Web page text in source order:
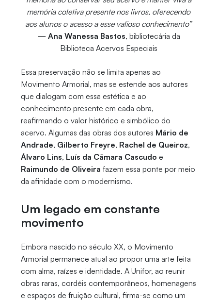
memória coletiva presente nos livros, oferecendo
aos alunos o acesso a esse valioso conhecimento”
— Ana Wanessa Bastos, bibliotecária da
Biblioteca Acervos Especiais
Essa preservação não se limita apenas ao
Movimento Armorial, mas se estende aos autores
que dialogam com essa estética e ao
conhecimento presente em cada obra,
reafirmando o valor histórico e simbólico do
acervo. Algumas das obras dos autores Mário de
Andrade, Gilberto Freyre, Rachel de Queiroz,
Álvaro Lins, Luís da Câmara Cascudo e
Raimundo de Oliveira fazem essa ponte por meio
da afinidade com o modernismo.
Um legado em constante
movimento
Embora nascido no século XX, o Movimento
Armorial permanece atual ao propor uma arte feita
com alma, raízes e identidade. A Unifor, ao reunir
obras raras, cordéis contemporâneos, homenagens
e espaços de fruição cultural, firma-se como um